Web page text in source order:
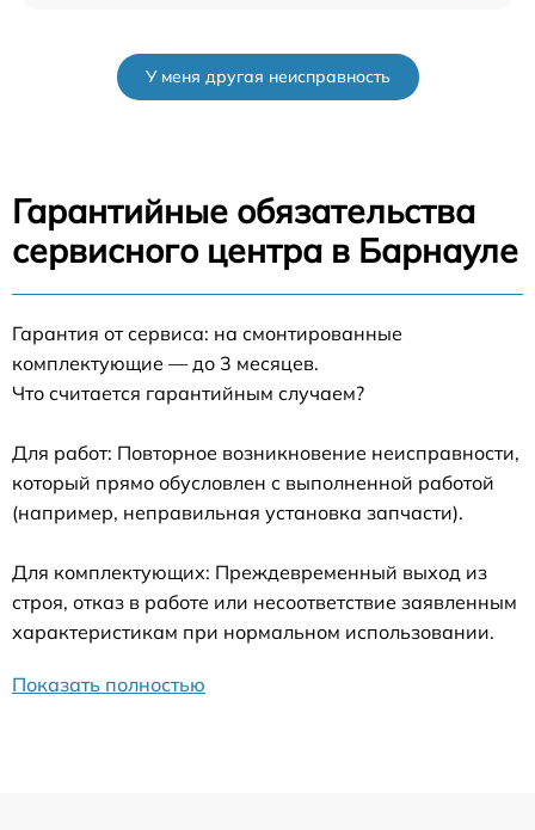
У меня другая неисправность
Гарантийные обязательства
сервисного центра в Барнауле
Гарантия от сервиса: на смонтированные
комплектующие — до 3 месяцев.
Что считается гарантийным случаем?
Для работ: Повторное возникновение неисправности,
который прямо обусловлен с выполненной работой
(например, неправильная установка запчасти).
Для комплектующих: Преждевременный выход из
строя, отказ в работе или несоответствие заявленным
характеристикам при нормальном использовании.
Показать полностью